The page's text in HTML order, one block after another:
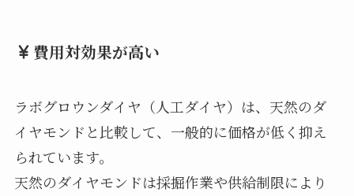
費用対効果が高い
ラボグロウンダイヤ（人工ダイヤ）は、天然のダ
イヤモンドと比較して、一般的に価格が低く抑え
られています。
天然のダイヤモンドは採掘作業や供給制限により